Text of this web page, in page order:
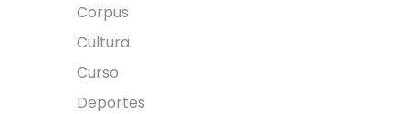
Corpus
Cultura
Curso
Deportes